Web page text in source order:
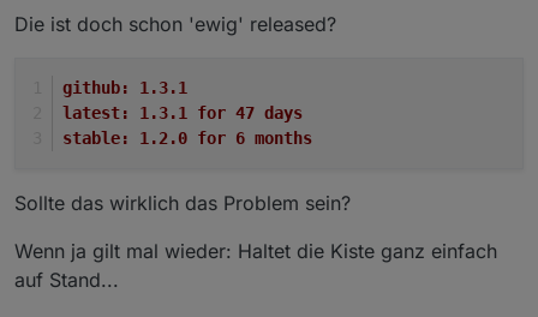
dazu gabe es nicht / habe ich nicht gefunden.
Vielleicht jetzt ? Muss man (vorsichtshalber)
admin.0
Der Fehler ist seit Version 1.2.0 des Adapters
behoben.
Die ist doch schon 'ewig' released?
github:	1.3.1
latest:	1.3.1 for 47 days
stable:	1.2.0 for 6 months
Sollte das wirklich das Problem sein?
Wenn ja gilt mal wieder: Haltet die Kiste ganz einfach
auf Stand...